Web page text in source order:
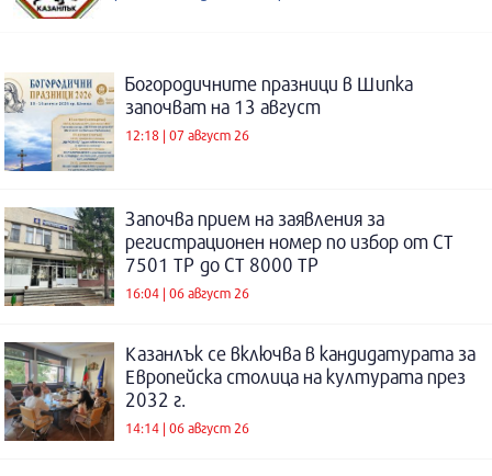
Богородичните празници в Шипка
започват на 13 август
12:18 | 07 август 26
Започва прием на заявления за
регистрационен номер по избор от СТ
7501 ТР до СТ 8000 ТР
16:04 | 06 август 26
Казанлък се включва в кандидатурата за
Европейска столица на културата през
2032 г.
14:14 | 06 август 26